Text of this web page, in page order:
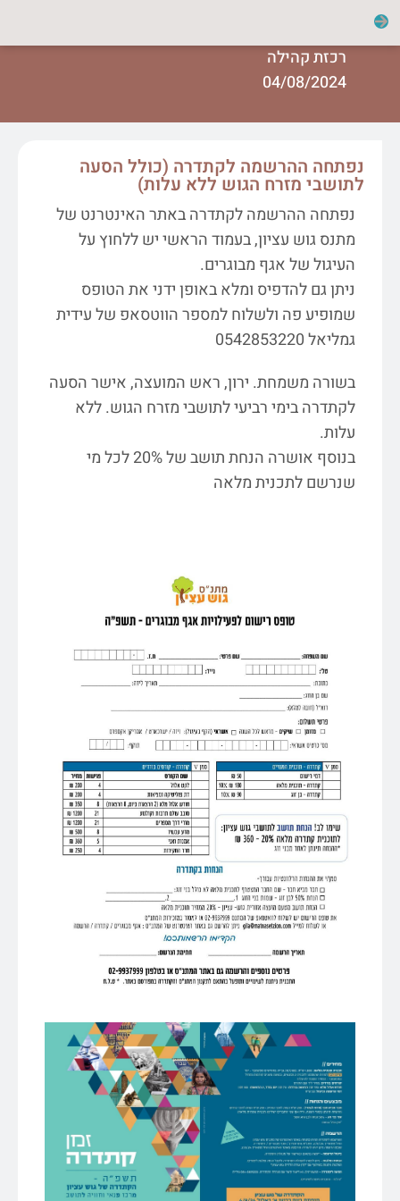
רכזת קהילה
04/08/2024
נפתחה ההרשמה לקתדרה (כולל הסעה
לתושבי מזרח הגוש ללא עלות)
נפתחה ההרשמה לקתדרה באתר האינטרנט של
מתנס גוש עציון, בעמוד הראשי יש ללחוץ על
העיגול של אגף מבוגרים.
ניתן גם להדפיס ומלא באופן ידני את הטופס
שמופיע פה ולשלוח למספר הווטסאפ של עידית
גמליאל 0542853220
בשורה משמחת. ירון, ראש המועצה, אישר הסעה
לקתדרה בימי רביעי לתושבי מזרח הגוש. ללא
עלות.
בנוסף אושרה הנחת תושב של 20% לכל מי
שנרשם לתכנית מלאה